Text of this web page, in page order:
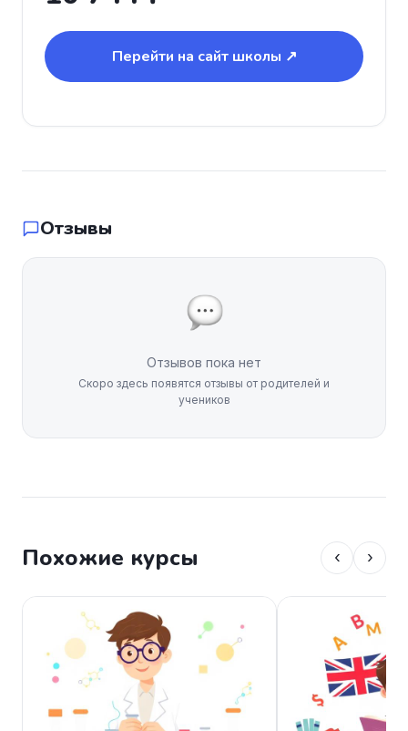
Перейти на сайт школы ↗
Отзывы
Отзывов пока нет
Скоро здесь появятся отзывы от родителей и
учеников
Похожие курсы ‹ ›